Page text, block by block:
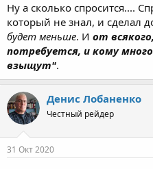
Ну а сколько спросится....
который не знал, и сделал
будет меньше. И от
потребуется, и кому
взыщут".
Денис Лобаненко
Честный рейдер
31 Окт 2020